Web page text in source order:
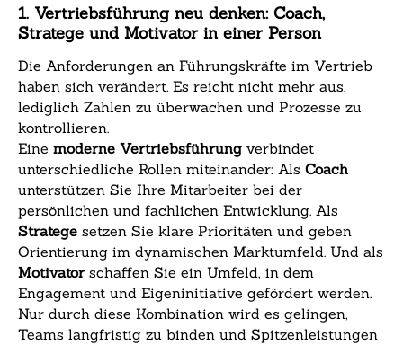
1. Vertriebsführung neu denken: Coach,
Stratege und Motivator in einer Person
Die Anforderungen an Führungskräfte im Vertrieb
haben sich verändert. Es reicht nicht mehr aus,
lediglich Zahlen zu überwachen und Prozesse zu
kontrollieren.
Eine moderne Vertriebsführungverbindet
unterschiedliche Rollen miteinander: Als Coach
unterstützen Sie Ihre Mitarbeiter bei der
persönlichen und fachlichen Entwicklung. Als
Strategesetzen Sie klare Prioritäten und geben
Orientierung im dynamischen Marktumfeld. Und als
Motivatorschaffen Sie ein Umfeld, in dem
Engagement und Eigeninitiative gefördert werden.
Nur durch diese Kombination wird es gelingen,
Teams langfristig zu binden und Spitzenleistungen